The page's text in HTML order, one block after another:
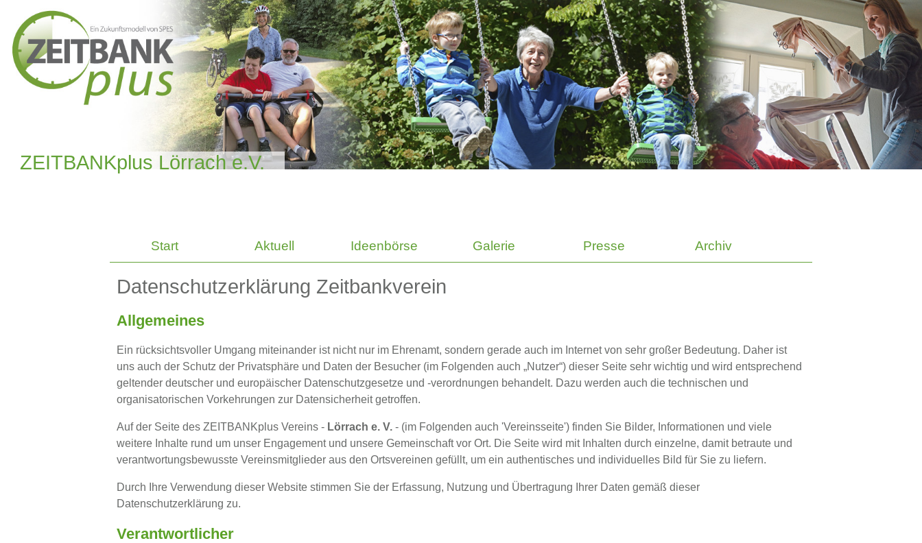
ZEITBANKplus Lörrach e.V.
Start Aktuell Ideenbörse Galerie Presse Archiv
Datenschutzerklärung Zeitbankverein
Allgemeines
Ein rücksichtsvoller Umgang miteinander ist nicht nur im Ehrenamt, sondern gerade auch im Internet von sehr großer Bedeutung. Daher ist
uns auch der Schutz der Privatsphäre und Daten der Besucher (im Folgenden auch „Nutzer“) dieser Seite sehr wichtig und wird entsprechend
geltender deutscher und europäischer Datenschutzgesetze und -verordnungen behandelt. Dazu werden auch die technischen und
organisatorischen Vorkehrungen zur Datensicherheit getroffen.
Auf der Seite des ZEITBANKplus Vereins - Lörrach e. V.- (im Folgenden auch 'Vereinsseite') finden Sie Bilder, Informationen und viele
weitere Inhalte rund um unser Engagement und unsere Gemeinschaft vor Ort. Die Seite wird mit Inhalten durch einzelne, damit betraute und
verantwortungsbewusste Vereinsmitglieder aus den Ortsvereinen gefüllt, um ein authentisches und individuelles Bild für Sie zu liefern.
Durch Ihre Verwendung dieser Website stimmen Sie der Erfassung, Nutzung und Übertragung Ihrer Daten gemäß dieser
Datenschutzerklärung zu.
Verantwortlicher